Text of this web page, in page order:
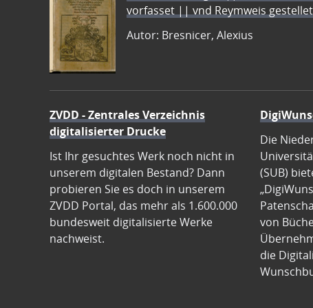
vorfasset || vnd Reymweis
Autor: Bresnicer, Alexius
ZVDD - Zentrales Verzeichnis
digitalisierter Drucke
Ist Ihr gesuchtes Werk noch nicht in
unserem digitalen Bestand? Dann
probieren Sie es doch in unserem
ZVDD Portal, das mehr als 1.600.000
bundesweit digitalisierte Werke
nachweist.
Die
(SUB)
von
die